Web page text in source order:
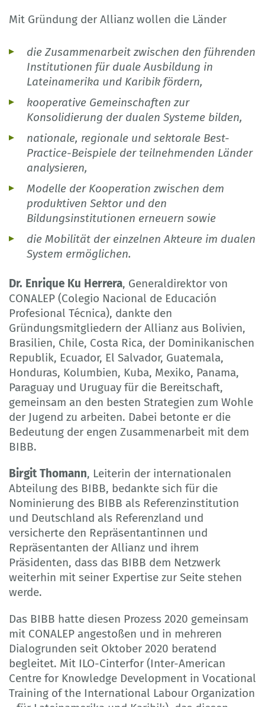
Mit Gründung der Allianz wollen die Länder
die Zusammenarbeit zwischen den führenden
Institutionen für duale Ausbildung in
Lateinamerika und Karibik fördern,
kooperative Gemeinschaften zur
Konsolidierung der dualen Systeme bilden,
nationale, regionale und sektorale Best-
Practice-Beispiele der teilnehmenden Länder
analysieren,
Modelle der Kooperation zwischen dem
produktiven Sektor und den
Bildungsinstitutionen erneuern sowie
die Mobilität der einzelnen Akteure im dualen
System ermöglichen.
Dr. Enrique Ku Herrera, Generaldirektor von
CONALEP (Colegio Nacional de Educación
Profesional Técnica), dankte den
Gründungsmitgliedern der Allianz aus Bolivien,
Brasilien, Chile, Costa Rica, der Dominikanischen
Republik, Ecuador, El Salvador, Guatemala,
Honduras, Kolumbien, Kuba, Mexiko, Panama,
Paraguay und Uruguay für die Bereitschaft,
gemeinsam an den besten Strategien zum Wohle
der Jugend zu arbeiten. Dabei betonte er die
Bedeutung der engen Zusammenarbeit mit dem
BIBB.
Birgit Thomann, Leiterin der internationalen
Abteilung des BIBB, bedankte sich für die
Nominierung des BIBB als Referenzinstitution
und Deutschland als Referenzland und
versicherte den Repräsentantinnen und
Repräsentanten der Allianz und ihrem
Präsidenten, dass das BIBB dem Netzwerk
weiterhin mit seiner Expertise zur Seite stehen
werde.
Das BIBB hatte diesen Prozess 2020 gemeinsam
mit CONALEP angestoßen und in mehreren
Dialogrunden seit Oktober 2020 beratend
begleitet. Mit ILO-Cinterfor (Inter-American
Centre for Knowledge Development in Vocational
Training of the International Labour Organization